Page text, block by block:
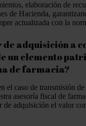
elaboración de
de Hacienda,
actualizada con la
de adquisición a
un elemento
de farmacia?
el caso de transmisión
asesoría fiscal de
de adquisición el valor